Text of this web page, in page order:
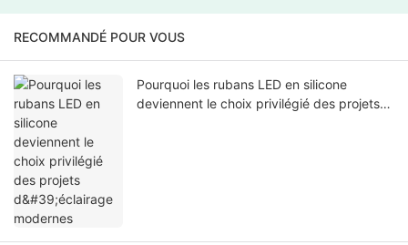
RECOMMANDÉ POUR VOUS
Pourquoi les rubans LED en silicone
deviennent le choix privilégié des projets